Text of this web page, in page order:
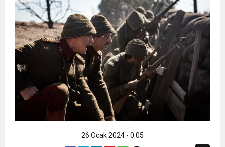
26 Ocak 2024 - 0:05